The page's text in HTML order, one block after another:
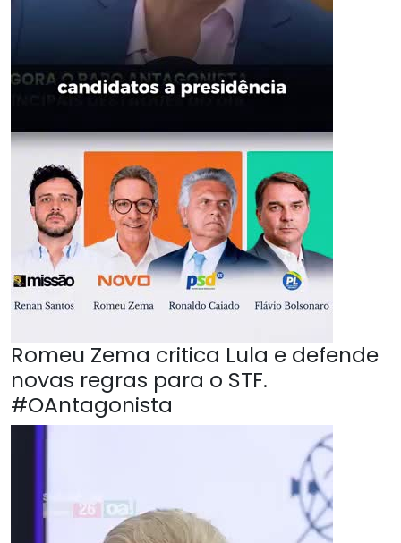
Romeu Zema critica Lula e defende
novas regras para o STF.
#OAntagonista